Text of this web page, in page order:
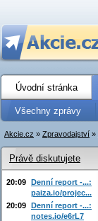
Úvodní stránka
Všechny zprávy
Akcie.cz » Zpravodajství »
Právě diskutujete
20:09 Denní report -...:
paiza.io/projec...
20:09 Denní report -...:
notes.io/e6rL7